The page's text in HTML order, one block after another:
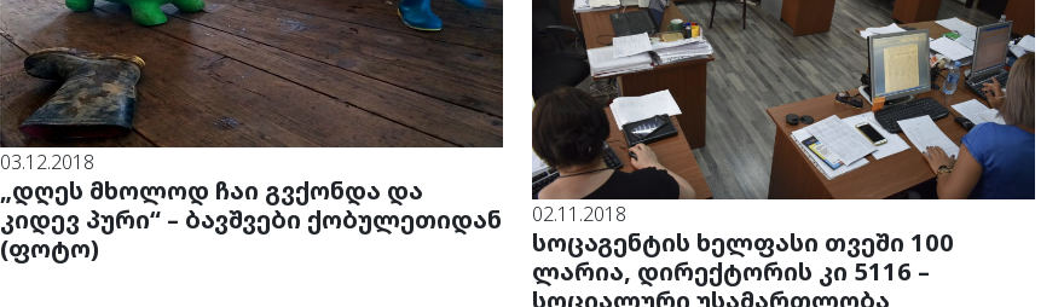
03.12.2018
„დღეს მხოლოდ ჩაი გვქონდა და
კიდევ პური“ – ბავშვები ქობულეთიდან
(ფოტო)
02.11.2018
სოცაგენტის ხელფასი თვეში 100
ლარია, დირექტორის კი 5116 –